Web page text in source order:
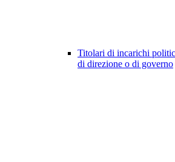
Titolari di incarichi
di direzione o di governo